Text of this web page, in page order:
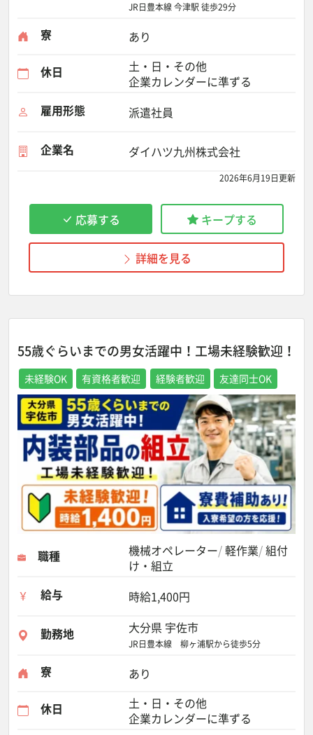
JR日豊本線 今津駅 徒歩29分
寮 あり
休日
土・日・その他
企業カレンダーに準ずる
雇用形態
派遣社員
企業名 ダイハツ九州株式会社
2026年6月19日更新
応募する キープする
詳細を見る
55歳ぐらいまでの男女活躍中！工場未経験歓迎！
未経験OK 有資格者歓迎 経験者歓迎 友達同士OK
職種 機械オペレーター 軽作業 組付
け・組立
給与
時給1,400円
勤務地 大分県 宇佐市
JR日豊本線 柳ヶ浦駅から徒歩5分
寮 あり
休日
土・日・その他
企業カレンダーに準ずる